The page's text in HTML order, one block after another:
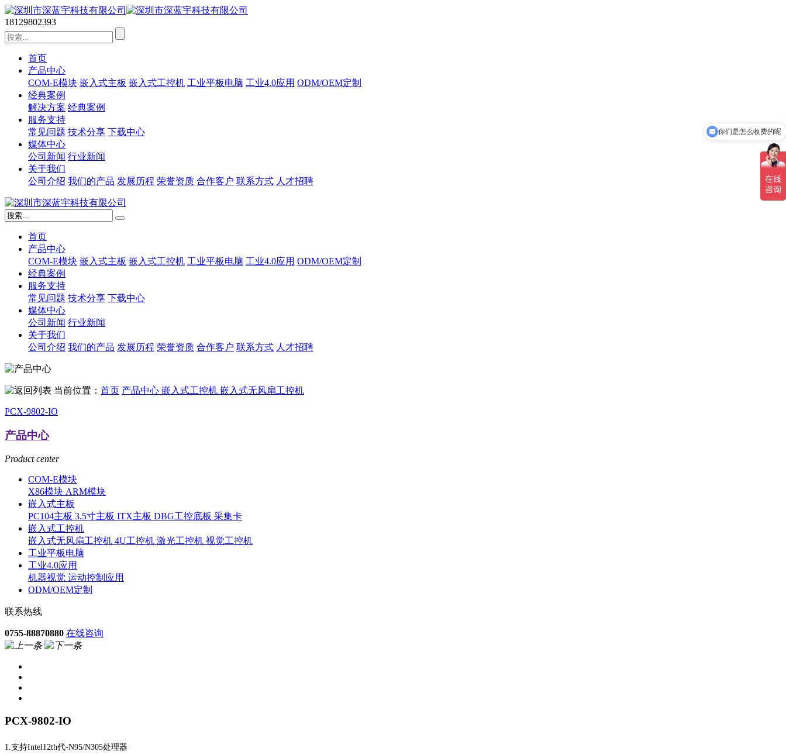
18129802393
首页
产品中心
COM-E模块 嵌入式主板 嵌入式工控机 工业平板电脑 工业4.0应用 ODM/OEM定制
经典案例
解决方案 经典案例
服务支持
常见问题 技术分享 下载中心
媒体中心
公司新闻 行业新闻
关于我们
公司介绍 我们的产品 发展历程 荣誉资质 合作客户 联系方式 人才招聘
首页
产品中心
COM-E模块 嵌入式主板 嵌入式工控机 工业平板电脑 工业4.0应用 ODM/OEM定制
经典案例
服务支持
常见问题 技术分享 下载中心
媒体中心
公司新闻 行业新闻
关于我们
公司介绍 我们的产品 发展历程 荣誉资质 合作客户 联系方式 人才招聘
当前位置： 首页 产品中心 嵌入式工控机 嵌入式无风扇工控机
PCX-9802-IO
产品中心
Product center
COM-E模块
X86模块 ARM模块
嵌入式主板
PC104主板 3.5寸主板 ITX主板 DBG工控底板 采集卡
嵌入式工控机
嵌入式无风扇工控机 4U工控机 激光工控机 视觉工控机
工业平板电脑
工业4.0应用
机器视觉 运动控制应用
ODM/OEM定制
联系热线
0755-88870880 在线咨询
PCX-9802-IO
1.支持Intel 12th代-N95/N305处理器
现在有优惠活动吗